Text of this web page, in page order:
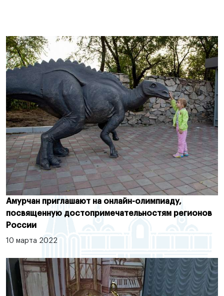
Амурчан приглашают на онлайн-олимпиаду,
посвященную достопримечательностям регионов
России
10 марта 2022